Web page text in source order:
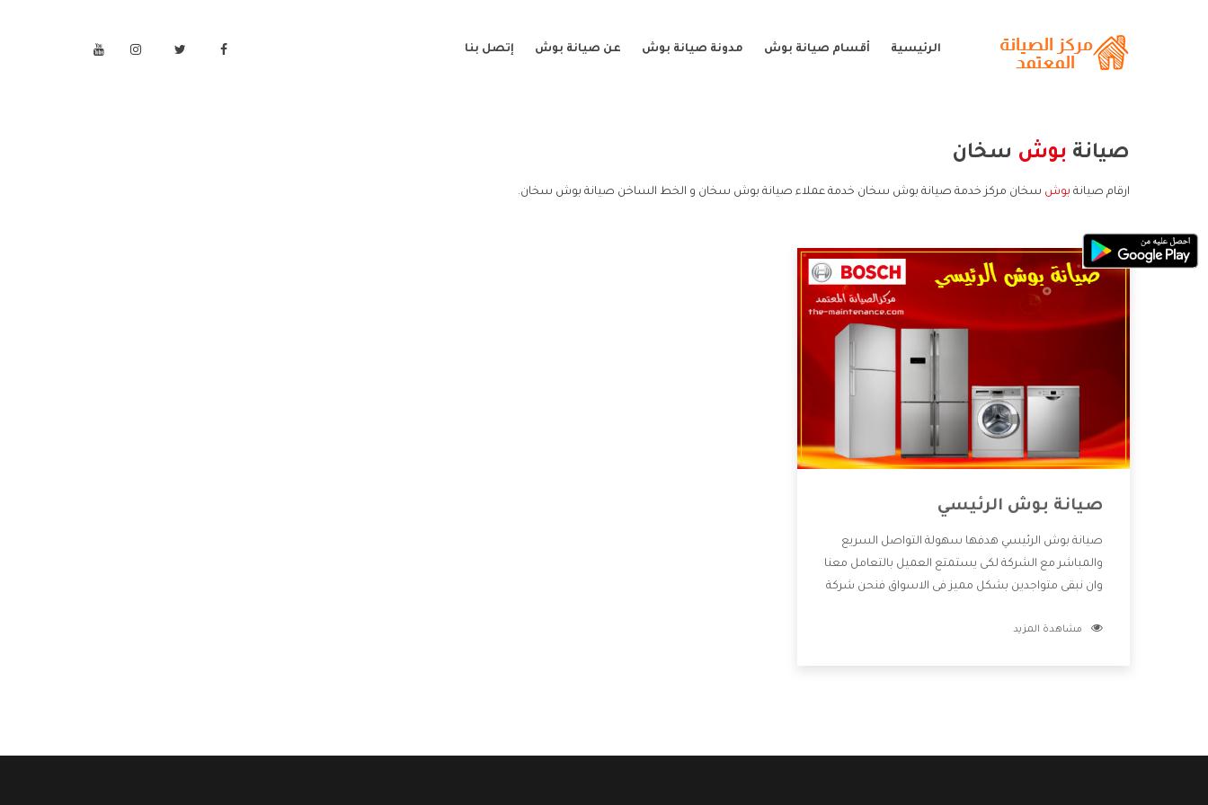
الرئيسية أقسام صيانة بوش مدونة صيانة بوش عن صيانة بوش إتصل بنا
صيانة بوش سخان
ارقام صيانة بوش سخان مركز خدمة صيانة بوش سخان خدمة عملاء صيانة بوش سخان و الخط الساخن صيانة بوش سخان.
صيانة بوش الرئيسي
صيانة بوش الرئيسي هدفها سهولة التواصل السريع
والمباشر مع الشركة لكى يستمتع العميل بالتعامل معنا
وان نبقى متواجدين بشكل مميز فى الاسواق فنحن شركة
بالخدمات التى تنفرد الشركة بها والتى تكون منها خدمة
مشاهدة المزيد